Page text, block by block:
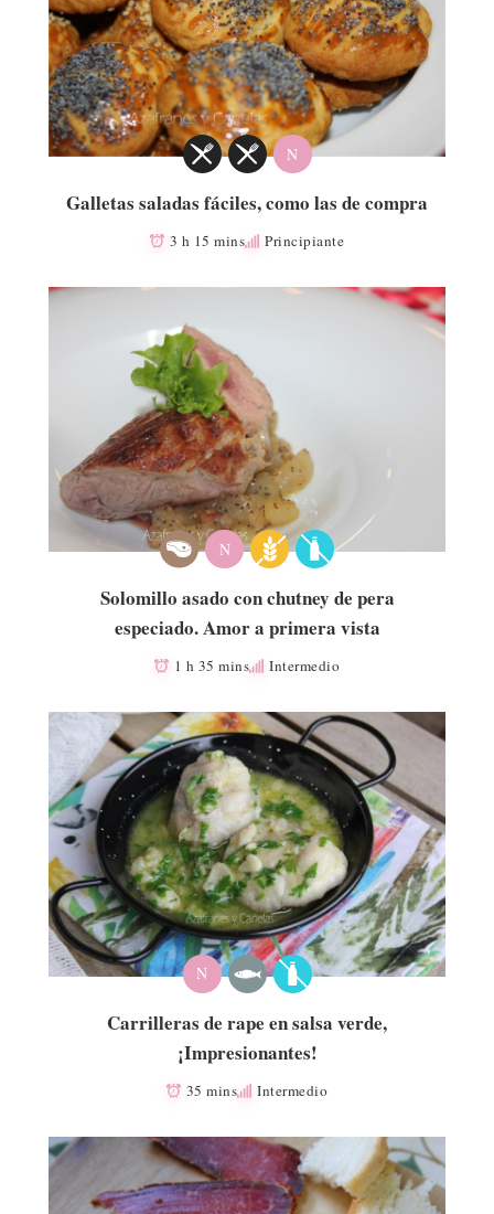
N
Galletas saladas fáciles, como las de compra
3 h 15 mins Principiante
N
Solomillo asado con chutney de pera
especiado. Amor a primera vista
1 h 35 mins Intermedio
N
Carrilleras de rape en salsa verde,
¡Impresionantes!
35 mins Intermedio